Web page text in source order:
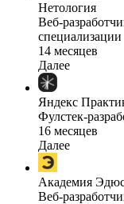
Нетология
Веб-
специализации
14 месяцев
Далее
Яндекс
Фулстек-
16 месяцев
Далее
Академия
Веб-